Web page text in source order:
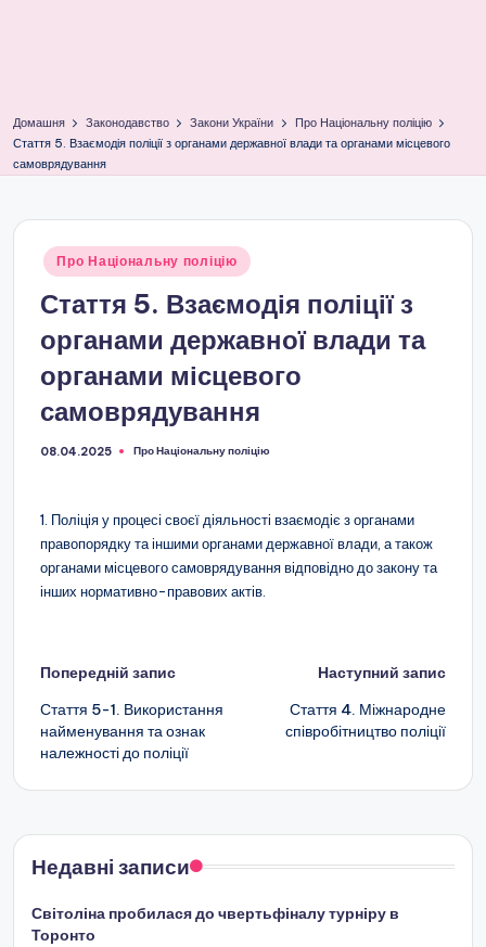
Домашня Законодавство Закони України
Про Національну поліцію
Стаття 5. Взаємодія поліції з органами державної влади та органами місцевого
самоврядування
Опубліковано
Про Національну поліцію
Стаття 5. Взаємодія поліції з
органами державної влади та
органами місцевого
самоврядування
08.04.2025
Опубліковано
Про Національну поліцію
1. Поліція у процесі своєї діяльності взаємодіє з органами
правопорядку та іншими органами державної влади, а також
органами місцевого самоврядування відповідно до закону та
інших нормативно-правових актів.
Навігація
по
запису
Попередній запис
Стаття 5-1. Використання
найменування та ознак
належності до поліції
Наступний запис
Стаття 4. Міжнародне
співробітництво поліції
Недавні записи
Світоліна пробилася до чвертьфіналу турніру в
Торонто